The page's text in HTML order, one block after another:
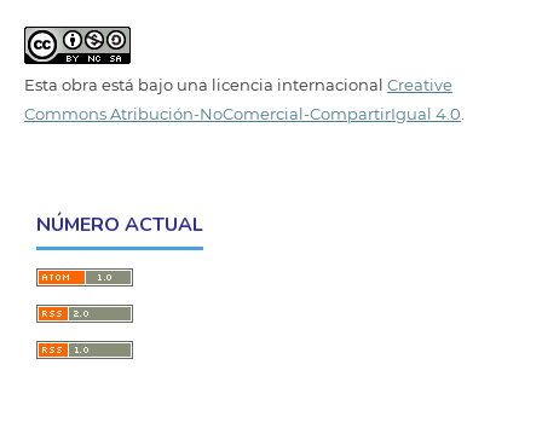
Esta obra está bajo una licencia internacional Creative
Commons Atribución-NoComercial-CompartirIgual 4.0.
NÚMERO ACTUAL